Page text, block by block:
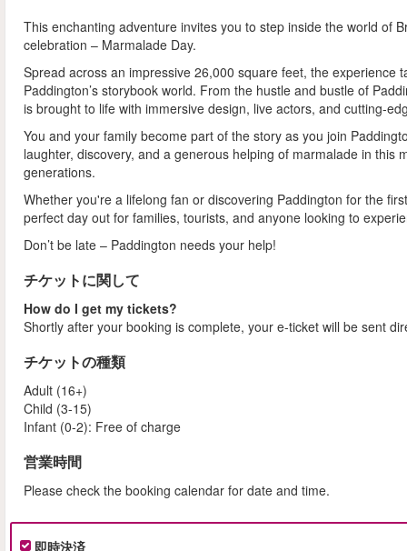
This enchanting adventure invites you to step inside the world of
celebration – Marmalade Day.
Spread across an impressive 26,000 square feet, the
Paddington’s storybook world. From the hustle and bustle of
is brought to life with immersive design, live actors, and cutting-
You and your family become part of the story as you join
laughter, discovery, and a generous helping of marmalade in this
generations.
Whether you're a lifelong fan or discovering Paddington for the
perfect day out for families, tourists, and anyone looking to
Don’t be late – Paddington needs your help!
チケットに関して
How do I get my tickets?
Shortly after your booking is complete, your e-ticket will be sent
チケットの種類
Adult (16+)
Child (3-15)
Infant (0-2): Free of charge
営業時間
Please check the booking calendar for date and time.
即時決済